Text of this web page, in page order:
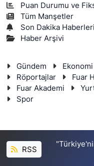
Puan Durumu ve
Tüm Manşetler
Son Dakika Haberleri
Haber Arşivi
Gündem Ekonomi
Röportajlar
Fuar
Fuar Akademi
Spor
RSS